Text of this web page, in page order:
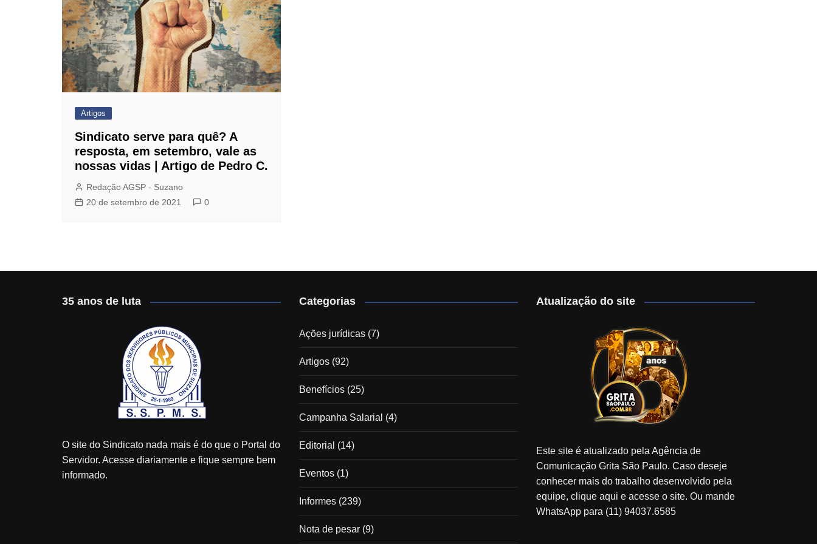
Dentista do Sindicato
Farmácia de Manipulação
GBOEX – Previdência e
Seguros
Instituto Catch
Jurídico
Mafisa Turismo
Mogidonto
New Saúde Leader
Óticas Carol
Artigos
Sindicato serve para quê? A
resposta, em setembro, vale as
nossas vidas | Artigo de Pedro C.
Redação AGSP - Suzano
20 de setembro de 2021
0
35 anos de luta
O site do Sindicato nada mais é do que o Portal do
Servidor. Acesse diariamente e fique sempre bem
informado.
Categorias
Ações jurídicas (7)
Artigos (92)
Benefícios (25)
Campanha Salarial (4)
Editorial (14)
Eventos (1)
Informes (239)
Nota de pesar (9)
Atualização do site
Este site é atualizado pela Agência de
Comunicação Grita São Paulo. Caso deseje
conhecer mais do trabalho desenvolvido pela
equipe, clique aqui e acesse o site. Ou mande
WhatsApp para (11) 94037.6585